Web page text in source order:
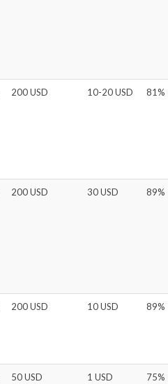
200 USD 10-20 USD 81%
200 USD 30 USD 89%
200 USD 10 USD 89%
50 USD 1 USD 75%